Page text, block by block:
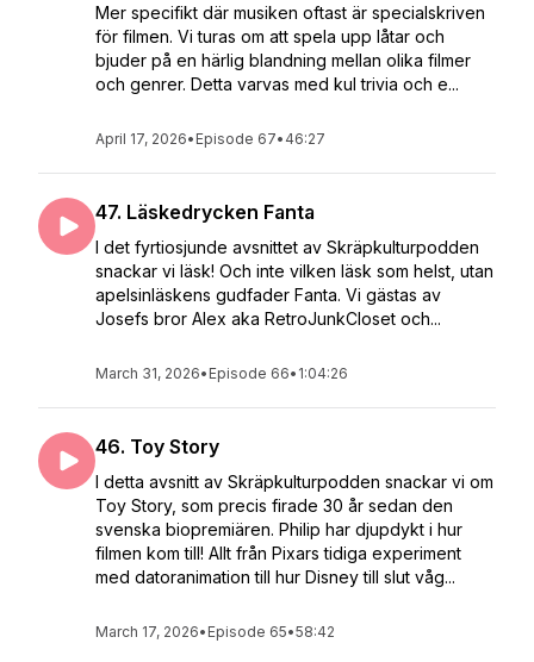
Mer specifikt där musiken oftast är specialskriven
för filmen. Vi turas om att spela upp låtar och
bjuder på en härlig blandning mellan olika filmer
och genrer. Detta varvas med kul trivia och e...
April 17, 2026• Episode 67• 46:27
47. Läskedrycken Fanta
I det fyrtiosjunde avsnittet av Skräpkulturpodden
snackar vi läsk! Och inte vilken läsk som helst, utan
apelsinläskens gudfader Fanta. Vi gästas av
Josefs bror Alex aka RetroJunkCloset och...
March 31, 2026• Episode 66• 1:04:26
46. Toy Story
I detta avsnitt av Skräpkulturpodden snackar vi om
Toy Story, som precis firade 30 år sedan den
svenska biopremiären. Philip har djupdykt i hur
filmen kom till! Allt från Pixars tidiga experiment
med datoranimation till hur Disney till slut våg...
March 17, 2026• Episode 65•58:42